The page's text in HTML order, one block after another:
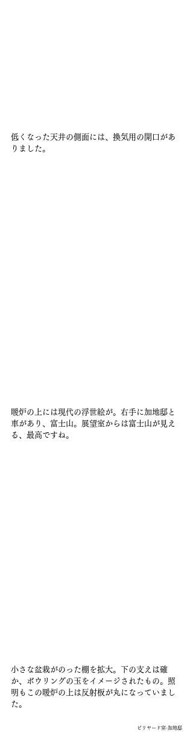
低くなった天井の側面には、換気用の開口があ
りました。
暖炉の上には現代の浮世絵が。右手に加地邸と
車があり、富士山。展望室からは富士山が見え
る、最高ですね。
小さな盆栽がのった棚を拡大。下の支えは確
か、ボウリングの玉をイメージされたもの。照
明もこの暖炉の上は反射板が丸になっていまし
た。
ビリヤード室-加地邸